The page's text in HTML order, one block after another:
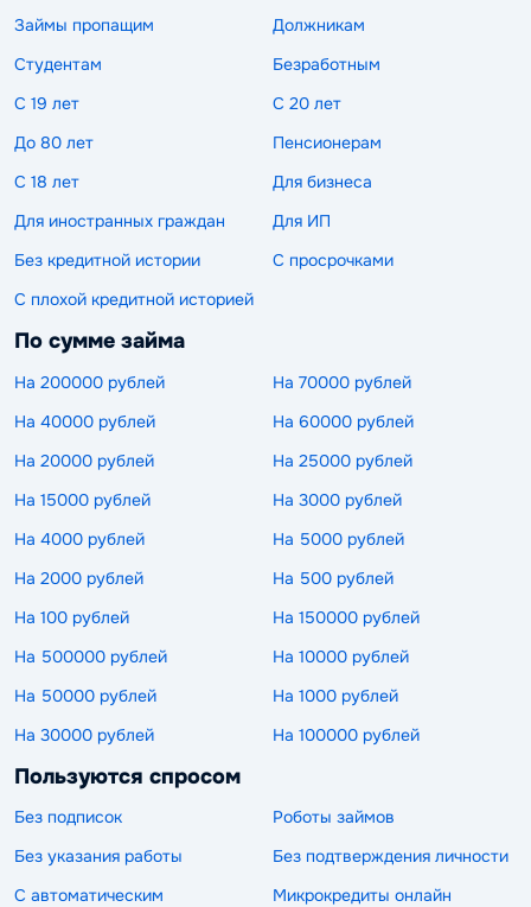
Займы пропащим
Должникам
Студентам
Безработным
С 19 лет
С 20 лет
До 80 лет
Пенсионерам
С 18 лет
Для бизнеса
Для иностранных граждан
Для ИП
Без кредитной истории
С просрочками
С плохой кредитной историей
По сумме займа
На 200000 рублей
На 70000 рублей
На 40000 рублей
На 60000 рублей
На 20000 рублей
На 25000 рублей
На 15000 рублей
На 3000 рублей
На 4000 рублей
На 5000 рублей
На 2000 рублей
На 500 рублей
На 100 рублей
На 150000 рублей
На 500000 рублей
На 10000 рублей
На 50000 рублей
На 1000 рублей
На 30000 рублей
На 100000 рублей
Пользуются спросом
Без подписок
Роботы займов
Без указания работы
Без подтверждения личности
С автоматическим
Микрокредиты онлайн